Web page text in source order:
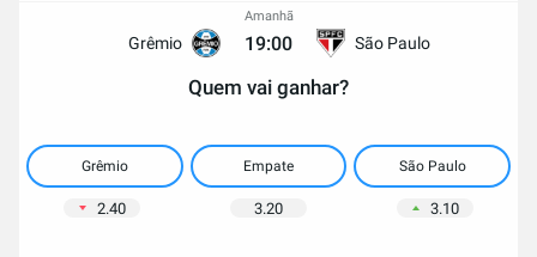
Grêmio
Amanhã
19:00 São Paulo
Quem vai ganhar?
Grêmio Empate São Paulo
2.40 3.20 3.10